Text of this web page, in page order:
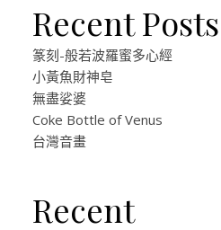
Recent Posts
篆刻-般若波羅蜜多心經
小黃魚財神皂
無盡娑婆
Coke Bottle of Venus
台灣音畫
Recent